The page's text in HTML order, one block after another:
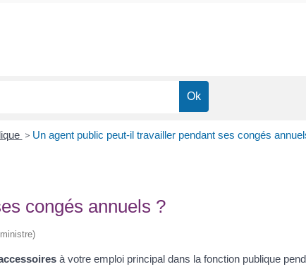
> Un agent public peut-il travailler pendant ses congés
congés annuels ?
à votre emploi principal dans la fonction publique